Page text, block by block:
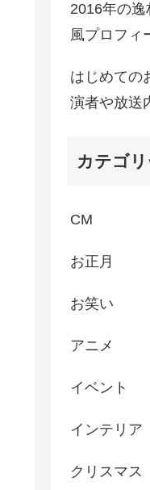
2016年の
風プロフィ
はじめての
演者や放送
カテゴリ
CM
お正月
お笑い
アニメ
イベント
インテリア
クリスマス